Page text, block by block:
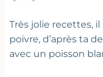
Très jolie recettes,
poivre, d’après ta
avec un poisson